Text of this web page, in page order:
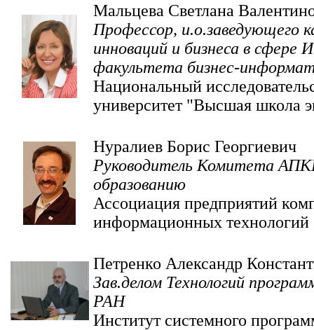
Мальцева Светлана
Профессор, и.о.заведующего
инноваций и бизнеса в сфере
факультета бизнес-
Национальный
университет "Высшая школа
Нуралиев Борис Георгиевич
Руководитель Комитета
образованию
Ассоциация предприятий
информационных технологий
Петренко Александр
Зав.делом Технологий
РАН
Институт системного